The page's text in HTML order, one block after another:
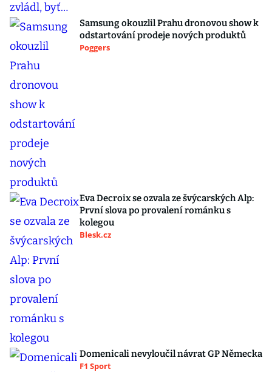
Samsung okouzlil Prahu dronovou show k
odstartování prodeje nových produktů
Poggers
Eva Decroix se ozvala ze švýcarských Alp:
První slova po provalení románku s
kolegou
Blesk.cz
Domenicali nevyloučil návrat GP Německa
F1 Sport